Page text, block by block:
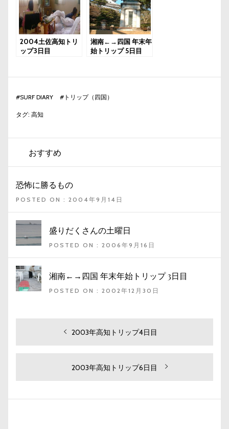
2004土佐高知トリ
ップ3日目
湘南←→四国 年末年
始トリップ 5日目
#SURF DIARY # トリップ（四国）
タグ: 高知
おすすめ
恐怖に勝るもの
POSTED ON : 2004年9月14日
盛りだくさんの土曜日
POSTED ON : 2006年9月16日
湘南←→四国 年末年始トリップ 3日目
POSTED ON : 2002年12月30日
過
投
2003年高知トリップ4日目
次
稿:
2003年高知トリップ6日目